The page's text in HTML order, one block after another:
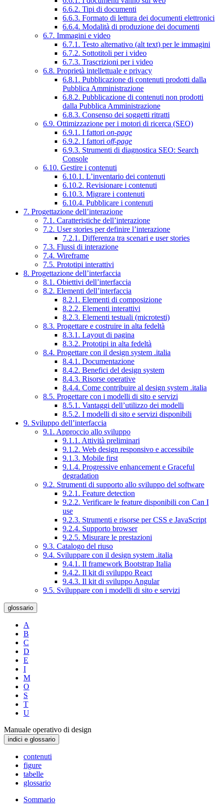
6.6.2. Tipi di documenti
6.6.3. Formato di lettura dei documenti elettronici
6.6.4. Modalità di produzione dei documenti
6.7. Immagini e video
6.7.1. Testo alternativo (alt text) per le immagini
6.7.2. Sottotitoli per i video
6.7.3. Trascrizioni per i video
6.8. Proprietà intellettuale e privacy
6.8.1. Pubblicazione di contenuti prodotti dalla
Pubblica Amministrazione
6.8.2. Pubblicazione di contenuti non prodotti
dalla Pubblica Amministrazione
6.8.3. Consenso dei soggetti ritratti
6.9. Ottimizzazione per i motori di ricerca (SEO)
6.9.1. I fattori on-page
6.9.2. I fattori off-page
6.9.3. Strumenti di diagnostica SEO: Search
Console
6.10. Gestire i contenuti
6.10.1. L’inventario dei contenuti
6.10.2. Revisionare i contenuti
6.10.3. Migrare i contenuti
6.10.4. Pubblicare i contenuti
7. Progettazione dell’interazione
7.1. Caratteristiche dell’interazione
7.2. User stories per definire l’interazione
7.2.1. Differenza tra scenari e user stories
7.3. Flussi di interazione
7.4. Wireframe
7.5. Prototipi interattivi
8. Progettazione dell’interfaccia
8.1. Obiettivi dell’interfaccia
8.2. Elementi dell’interfaccia
8.2.1. Elementi di composizione
8.2.2. Elementi interattivi
8.2.3. Elementi testuali (microtesti)
8.3. Progettare e costruire in alta fedeltà
8.3.1. Layout di pagina
8.3.2. Prototipi in alta fedeltà
8.4. Progettare con il design system .italia
8.4.1. Documentazione
8.4.2. Benefici del design system
8.4.3. Risorse operative
8.4.4. Come contribuire al design system .italia
8.5. Progettare con i modelli di sito e servizi
8.5.1. Vantaggi dell’utilizzo dei modelli
8.5.2. I modelli di sito e servizi disponibili
9. Sviluppo dell’interfaccia
9.1. Approccio allo sviluppo
9.1.1. Attività preliminari
9.1.2. Web design responsivo e accessibile
9.1.3. Mobile first
9.1.4. Progressive enhancement e Graceful
degradation
9.2. Strumenti di supporto allo sviluppo del software
9.2.1. Feature detection
9.2.2. Verificare le feature disponibili con Can I
use
9.2.3. Strumenti e risorse per CSS e JavaScript
9.2.4. Supporto browser
9.2.5. Misurare le prestazioni
9.3. Catalogo del riuso
9.4. Sviluppare con il design system .italia
9.4.1. Il framework Bootstrap Italia
9.4.2. Il kit di sviluppo React
9.4.3. Il kit di sviluppo Angular
9.5. Sviluppare con i modelli di sito e servizi
glossario
A
B
C
D
E
I
M
O
S
T
U
Manuale operativo di design
indici e glossario
contenuti
figure
tabelle
glossario
Sommario